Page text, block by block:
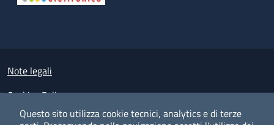
Questo sito utilizza cookie tecnici, analytics e di terze
Small prints
Note legali
Cookies Policy
Policy privacy e protezione del dato personale